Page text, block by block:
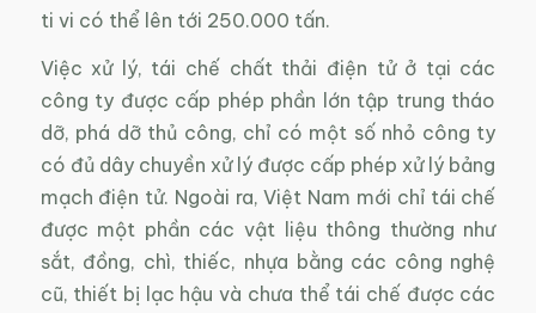
ti vi có thể lên tới 250.000 tấn.
Việc xử lý, tái chế chất thải điện tử ở tại các
công ty được cấp phép phần lớn tập trung tháo
dỡ, phá dỡ thủ công, chỉ có một số nhỏ công ty
có đủ dây chuyền xử lý được cấp phép xử lý bảng
mạch điện tử. Ngoài ra, Việt Nam mới chỉ tái chế
được một phần các vật liệu thông thường như
sắt, đồng, chì, thiếc, nhựa bằng các công nghệ
cũ, thiết bị lạc hậu và chưa thể tái chế được các